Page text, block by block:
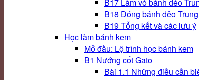
B17 Làm vỏ bánh dẻo
B18 Đóng bánh dẻo
B19 Tổng kết và các lưu ý
Học làm bánh kem
Mở đầu: Lộ trình học bánh kem
B1 Nướng cốt Gato
Bài 1.1 Những điều cần